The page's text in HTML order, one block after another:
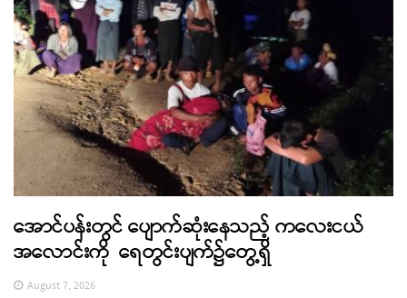
အောင်ပန်းတွင် ပျောက်ဆုံးနေသည့် ကလေးငယ်
အလောင်းကို ရေတွင်းပျက်၌တွေ့ရှိ
August 7, 2026